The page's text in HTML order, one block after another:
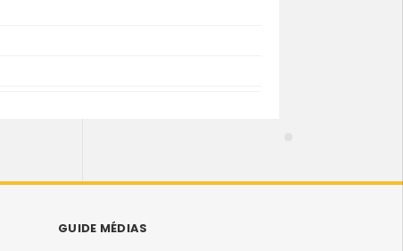
GUIDE MÉDIAS